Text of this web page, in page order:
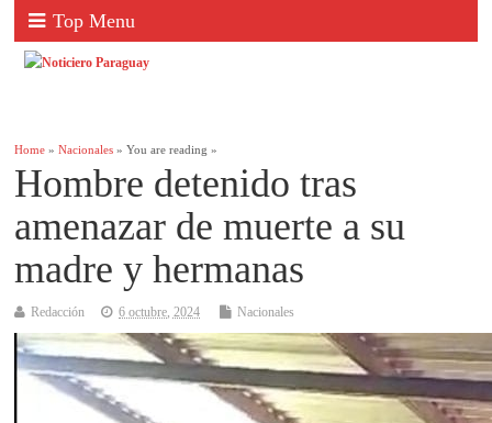
Top Menu
Home »Nacionales » You are reading »
Hombre detenido tras
amenazar de muerte a su
madre y hermanas
Redacción 6 octubre, 2024 Nacionales